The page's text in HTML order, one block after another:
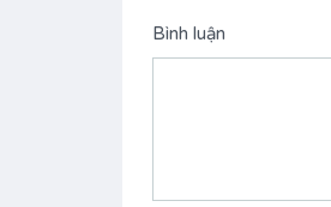
Bình luận